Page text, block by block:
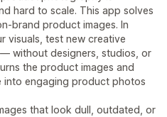
hard to scale. This app solves
brand product images. In
visuals, test new creative
without designers, studios, or
the product images and
into engaging product photos
that look dull, outdated, or